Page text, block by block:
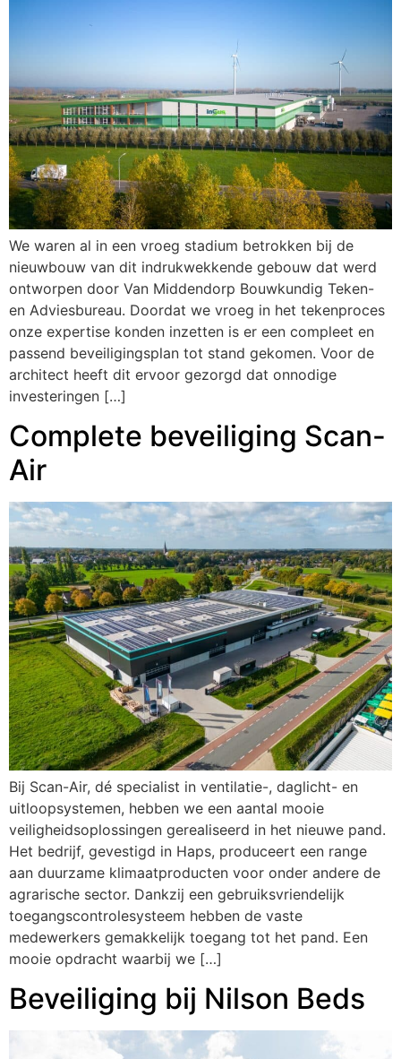
We waren al in een vroeg stadium betrokken bij de
nieuwbouw van dit indrukwekkende gebouw dat werd
ontworpen door Van Middendorp Bouwkundig Teken-
en Adviesbureau. Doordat we vroeg in het tekenproces
onze expertise konden inzetten is er een compleet en
passend beveiligingsplan tot stand gekomen. Voor de
architect heeft dit ervoor gezorgd dat onnodige
investeringen […]
Complete beveiliging Scan-
Air
Bij Scan-Air, dé specialist in ventilatie-, daglicht- en
uitloopsystemen, hebben we een aantal mooie
veiligheidsoplossingen gerealiseerd in het nieuwe pand.
Het bedrijf, gevestigd in Haps, produceert een range
aan duurzame klimaatproducten voor onder andere de
agrarische sector. Dankzij een gebruiksvriendelijk
toegangscontrolesysteem hebben de vaste
medewerkers gemakkelijk toegang tot het pand. Een
mooie opdracht waarbij we […]
Beveiliging bij Nilson Beds